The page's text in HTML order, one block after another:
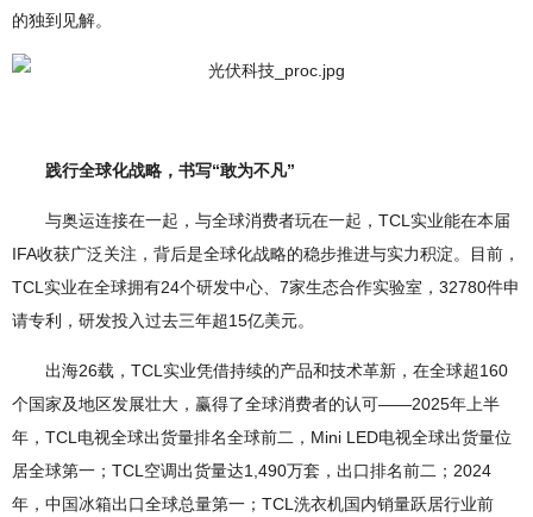
的独到见解。
践行全球化战略，书写“敢为不凡”
与奥运连接在一起，与全球消费者玩在一起，TCL实业能在本届
IFA收获广泛关注，背后是全球化战略的稳步推进与实力积淀。目前，
TCL实业在全球拥有24个研发中心、7家生态合作实验室，32780件申
请专利，研发投入过去三年超15亿美元。
出海26载，TCL实业凭借持续的产品和技术革新，在全球超160
个国家及地区发展壮大，赢得了全球消费者的认可——2025年上半
年，TCL电视全球出货量排名全球前二，Mini LED电视全球出货量位
居全球第一；TCL空调出货量达1,490万套，出口排名前二；2024
年，中国冰箱出口全球总量第一；TCL洗衣机国内销量跃居行业前